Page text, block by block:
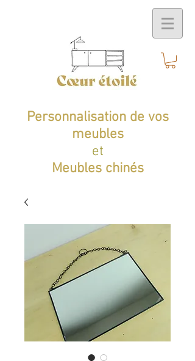
Personnalisation de vos
meubles
et
Meubles chinés